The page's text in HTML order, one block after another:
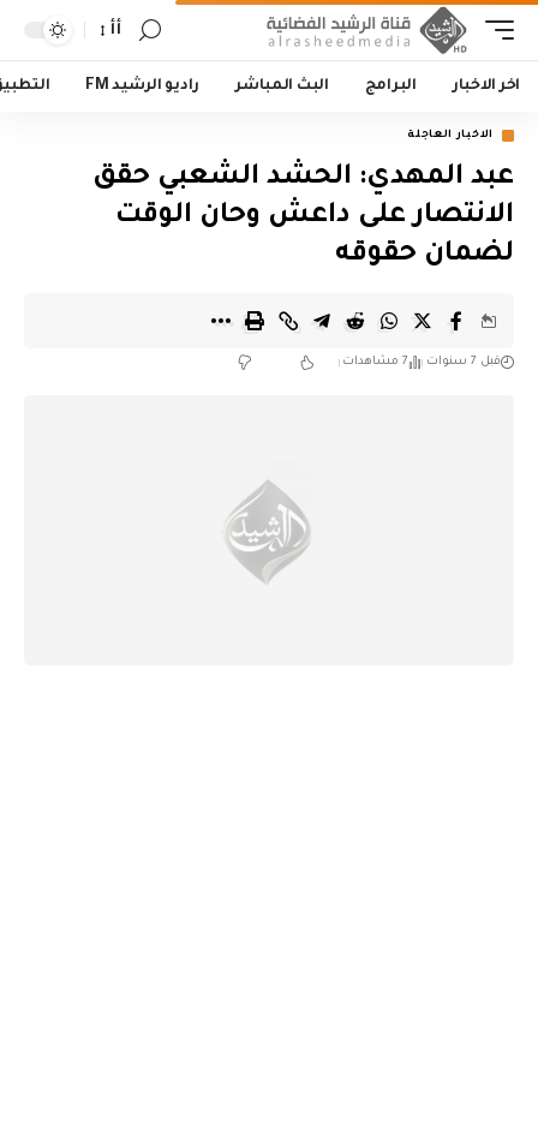
أأ
اخر الاخبار البرامج البث المباشر راديو الرشيد FM
الاخبار العاجلة
عبد المهدي: الحشد الشعبي حقق
الانتصار على داعش وحان الوقت
لضمان حقوقه
قبل 7 سنوات 7 مشاهدات